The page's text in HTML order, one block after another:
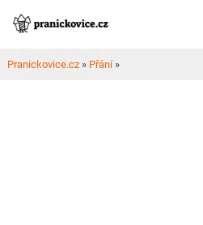
Skip
Pranickovice.cz » Přání»